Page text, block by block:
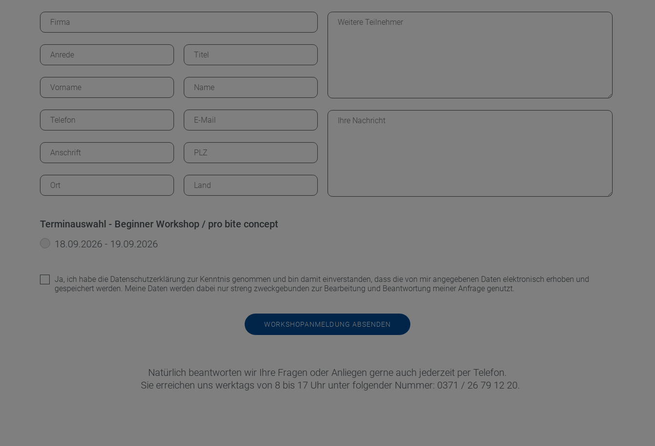
Terminauswahl - Beginner Workshop / pro bite concept
18.09.2026 - 19.09.2026
Ja, ich habe die Datenschutzerklärung zur Kenntnis genommen und bin damit einverstanden, dass die von mir angegebenen Daten elektronisch erhoben und
gespeichert werden. Meine Daten werden dabei nur streng zweckgebunden zur Bearbeitung und Beantwortung meiner Anfrage genutzt.
Natürlich beantworten wir Ihre Fragen oder Anliegen gerne auch jederzeit per Telefon.
Sie erreichen uns werktags von 8 bis 17 Uhr unter folgender Nummer: 0371 / 26 79 12 20.